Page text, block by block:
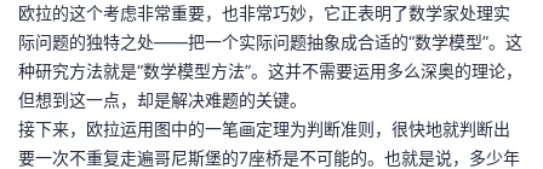
欧拉的这个考虑非常重要，也非常巧妙，它正表明了数学家处理实
际问题的独特之处——把一个实际问题抽象成合适的“数学模型”。这
种研究方法就是“数学模型方法”。这并不需要运用多么深奥的理论，
但想到这一点，却是解决难题的关键。
接下来，欧拉运用图中的一笔画定理为判断准则，很快地就判断出
要一次不重复走遍哥尼斯堡的7座桥是不可能的。也就是说，多少年